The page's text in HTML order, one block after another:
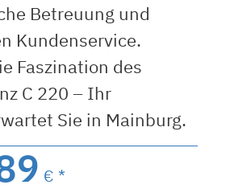
Betreuung und
Kundenservice.
Faszination des
C 220 – Ihr
Sie in Mainburg.
€ *